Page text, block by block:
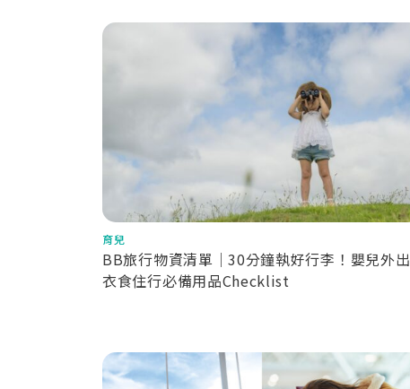
育兒
BB旅行物資清單｜30分鐘執好行李！嬰兒外出
衣食住行必備用品Checklist